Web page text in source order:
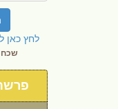
לחץ כאן